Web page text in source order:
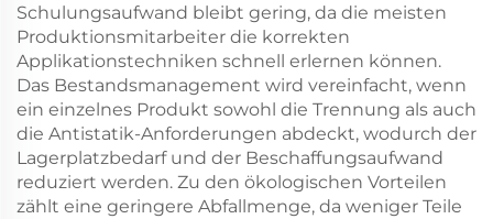
Schulungsaufwand bleibt gering, da die meisten
Produktionsmitarbeiter die korrekten
Applikationstechniken schnell erlernen können.
Das Bestandsmanagement wird vereinfacht, wenn
ein einzelnes Produkt sowohl die Trennung als auch
die Antistatik-Anforderungen abdeckt, wodurch der
Lagerplatzbedarf und der Beschaffungsaufwand
reduziert werden. Zu den ökologischen Vorteilen
zählt eine geringere Abfallmenge, da weniger Teile